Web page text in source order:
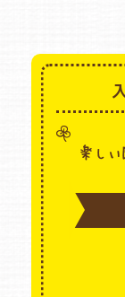
楽しい